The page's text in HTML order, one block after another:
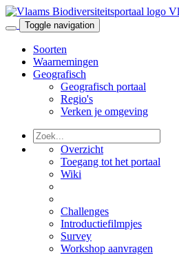
Toggle navigation
Soorten
Waarnemingen
Geografisch
Geografisch portaal
Regio's
Verken je omgeving
Overzicht
Toegang tot het portaal
Wiki
Challenges
Introductiefilmpjes
Survey
Workshop aanvragen